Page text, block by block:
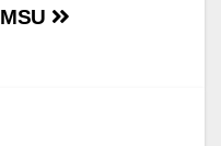
MSU